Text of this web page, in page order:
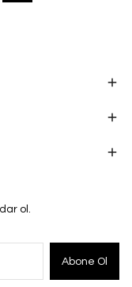
ol.
Abone Ol